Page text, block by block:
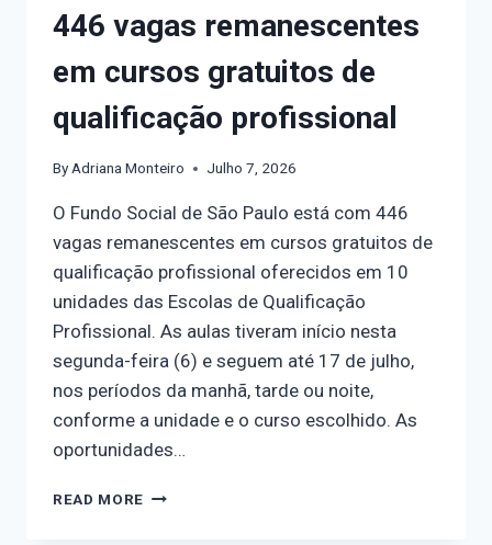
446 vagas remanescentes
em cursos gratuitos de
qualificação profissional
By Adriana Monteiro Julho 7, 2026
O Fundo Social de São Paulo está com 446
vagas remanescentes em cursos gratuitos de
qualificação profissional oferecidos em 10
unidades das Escolas de Qualificação
Profissional. As aulas tiveram início nesta
segunda-feira (6) e seguem até 17 de julho,
nos períodos da manhã, tarde ou noite,
conforme a unidade e o curso escolhido. As
oportunidades…
READ MORE